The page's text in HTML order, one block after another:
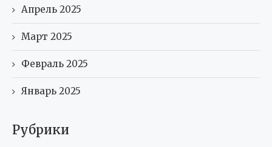
Апрель 2025
Март 2025
Февраль 2025
Январь 2025
Рубрики